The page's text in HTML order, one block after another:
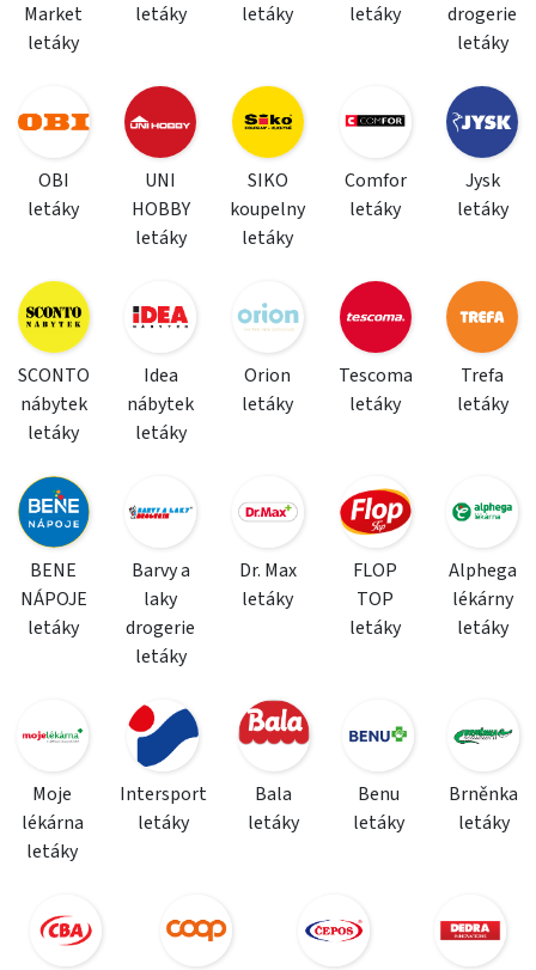
Market
letáky
letáky
letáky
letáky
drogerie
letáky
OBI
letáky
UNI
HOBBY
letáky
SIKO
koupelny
letáky
Comfor
letáky
Jysk
letáky
SCONTO
nábytek
letáky
Idea
nábytek
letáky
Orion
letáky
Tescoma
letáky
Trefa
letáky
BENE
NÁPOJE
letáky
Barvy a
laky
drogerie
letáky
Dr. Max
letáky
FLOP
TOP
letáky
Alphega
lékárny
letáky
Moje
lékárna
letáky
Intersport
letáky
Bala
letáky
Benu
letáky
Brněnka
letáky